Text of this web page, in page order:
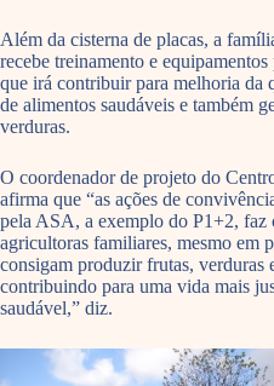
Além da cisterna de placas, a
recebe treinamento e
que irá contribuir para melhoria da
de alimentos saudáveis e também
verduras.
O coordenador de projeto do
afirma que “as ações de
pela ASA, a exemplo do P1+2, faz
agricultoras familiares, mesmo em
consigam produzir frutas, verduras
contribuindo para uma vida mais
saudável,” diz.